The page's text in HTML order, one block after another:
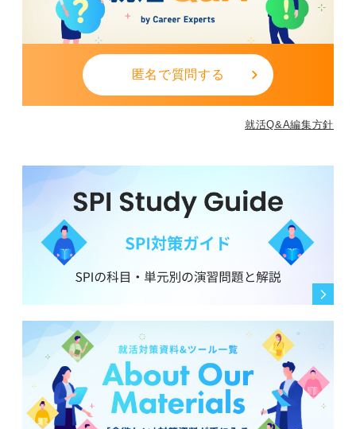
匿名で質問する
就活Q&A編集方針